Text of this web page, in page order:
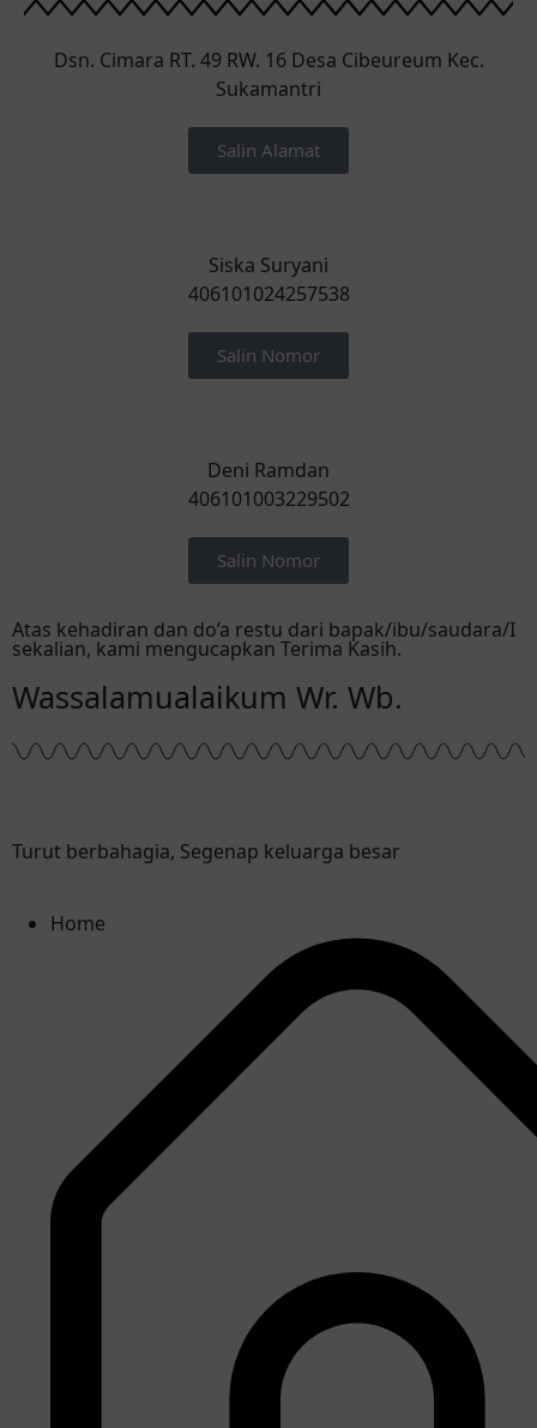
Dsn. Cimara RT. 49 RW. 16 Desa Cibeureum Kec.
Sukamantri
Salin Alamat
Siska Suryani
406101024257538
Salin Nomor
Deni Ramdan
406101003229502
Salin Nomor
Atas kehadiran dan do’a restu dari bapak/ibu/saudara/I
sekalian, kami mengucapkan Terima Kasih.
Wassalamualaikum Wr. Wb.
Turut berbahagia, Segenap keluarga besar
Home